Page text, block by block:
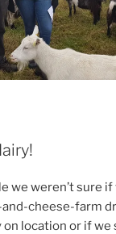
we weren’t sure
cheese-farm
on location or if